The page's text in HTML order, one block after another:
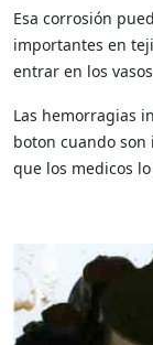
Esa corrosión
importantes en
entrar en los
Las hemorragias
boton cuando
que los medicos